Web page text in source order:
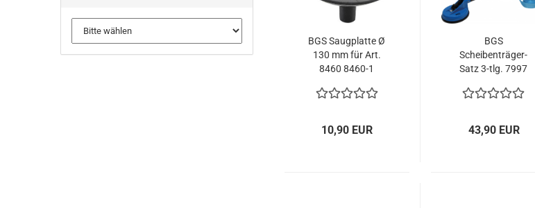
BGS Saugplatte Ø
130 mm für Art.
8460 8460-1
10,90 EUR
BGS
Scheibenträger-
Satz 3-tlg. 7997
43,90 EUR